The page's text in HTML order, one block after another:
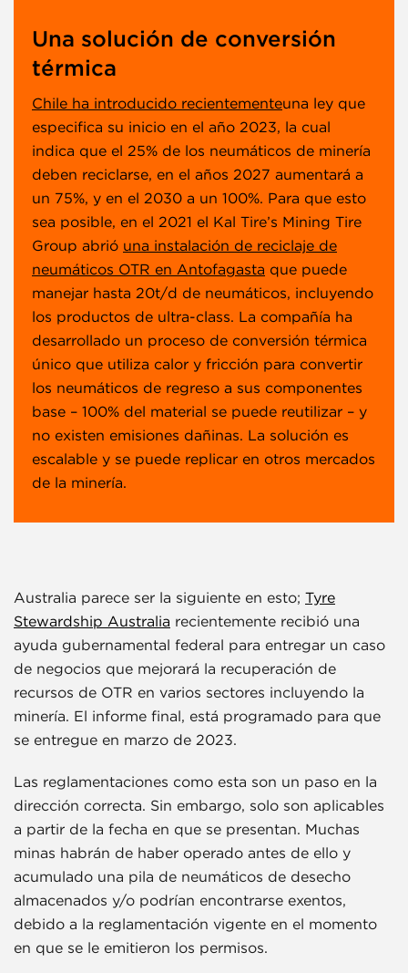
Una solución de conversión
térmica
Chile ha introducido recientementeuna ley que
especifica su inicio en el año 2023, la cual
indica que el 25% de los neumáticos de minería
deben reciclarse, en el años 2027 aumentará a
un 75%, y en el 2030 a un 100%. Para que esto
sea posible, en el 2021 el Kal Tire’s Mining Tire
Group abrió una instalación de reciclaje de
neumáticos OTR en Antofagasta que puede
manejar hasta 20t/d de neumáticos, incluyendo
los productos de ultra-class. La compañía ha
desarrollado un proceso de conversión térmica
único que utiliza calor y fricción para convertir
los neumáticos de regreso a sus componentes
base – 100% del material se puede reutilizar – y
no existen emisiones dañinas. La solución es
escalable y se puede replicar en otros mercados
de la minería.
Australia parece ser la siguiente en esto; Tyre
Stewardship Australia recientemente recibió una
ayuda gubernamental federal para entregar un caso
de negocios que mejorará la recuperación de
recursos de OTR en varios sectores incluyendo la
minería. El informe final, está programado para que
se entregue en marzo de 2023.
Las reglamentaciones como esta son un paso en la
dirección correcta. Sin embargo, solo son aplicables
a partir de la fecha en que se presentan. Muchas
minas habrán de haber operado antes de ello y
acumulado una pila de neumáticos de desecho
almacenados y/o podrían encontrarse exentos,
debido a la reglamentación vigente en el momento
en que se le emitieron los permisos.